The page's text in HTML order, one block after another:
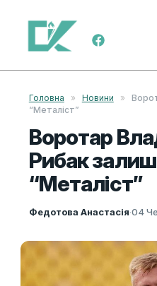
Skip to content
Main Navigation
Головна » Новини »
“Металіст”
Воротар
Рибак
“Металіст”
Федотова Анастасія·04